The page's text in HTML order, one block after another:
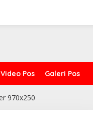
Video Pos Galeri Pos